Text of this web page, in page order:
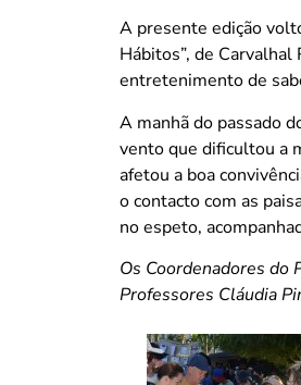
A presente edição
Hábitos”, de
entretenimento de
A manhã do passado
vento que dificultou a
afetou a boa
o contacto com as
no espeto,
Os Coordenadores do
Professores Cláudia